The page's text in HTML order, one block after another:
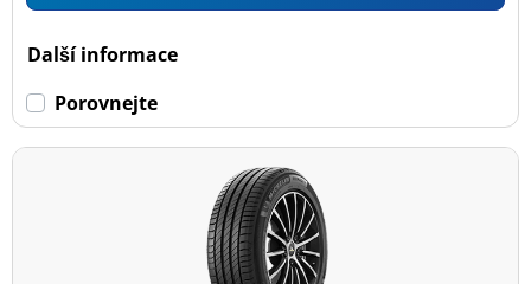
Další informace
Porovnejte